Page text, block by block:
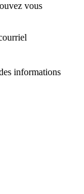
vous
informations